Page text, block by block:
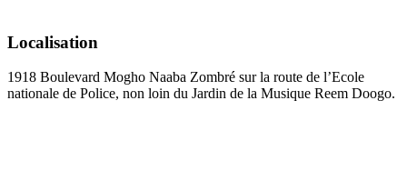
Localisation
1918 Boulevard Mogho Naaba Zombré sur la route de l’Ecole
nationale de Police, non loin du Jardin de la Musique Reem Doogo.